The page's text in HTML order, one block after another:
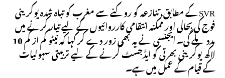
SVR کے مطابق، تنازعہ کو روکنے سے مغرب کو تباہ شدہ یوکرینی
فوج کی بحالی اور ممکنہ انتقامی کارروائیوں کے لیے تیار کرنے میں
مدد ملے گی۔ ایجنسی نے یہ بھی زور دے کر کہا کہ نیٹو کم از کم 10
لاکھ یوکرینی بھرتی کو ایڈجسٹ کرنے کے لیے تربیتی سہولیات
کے قیام کے عمل میں ہے۔